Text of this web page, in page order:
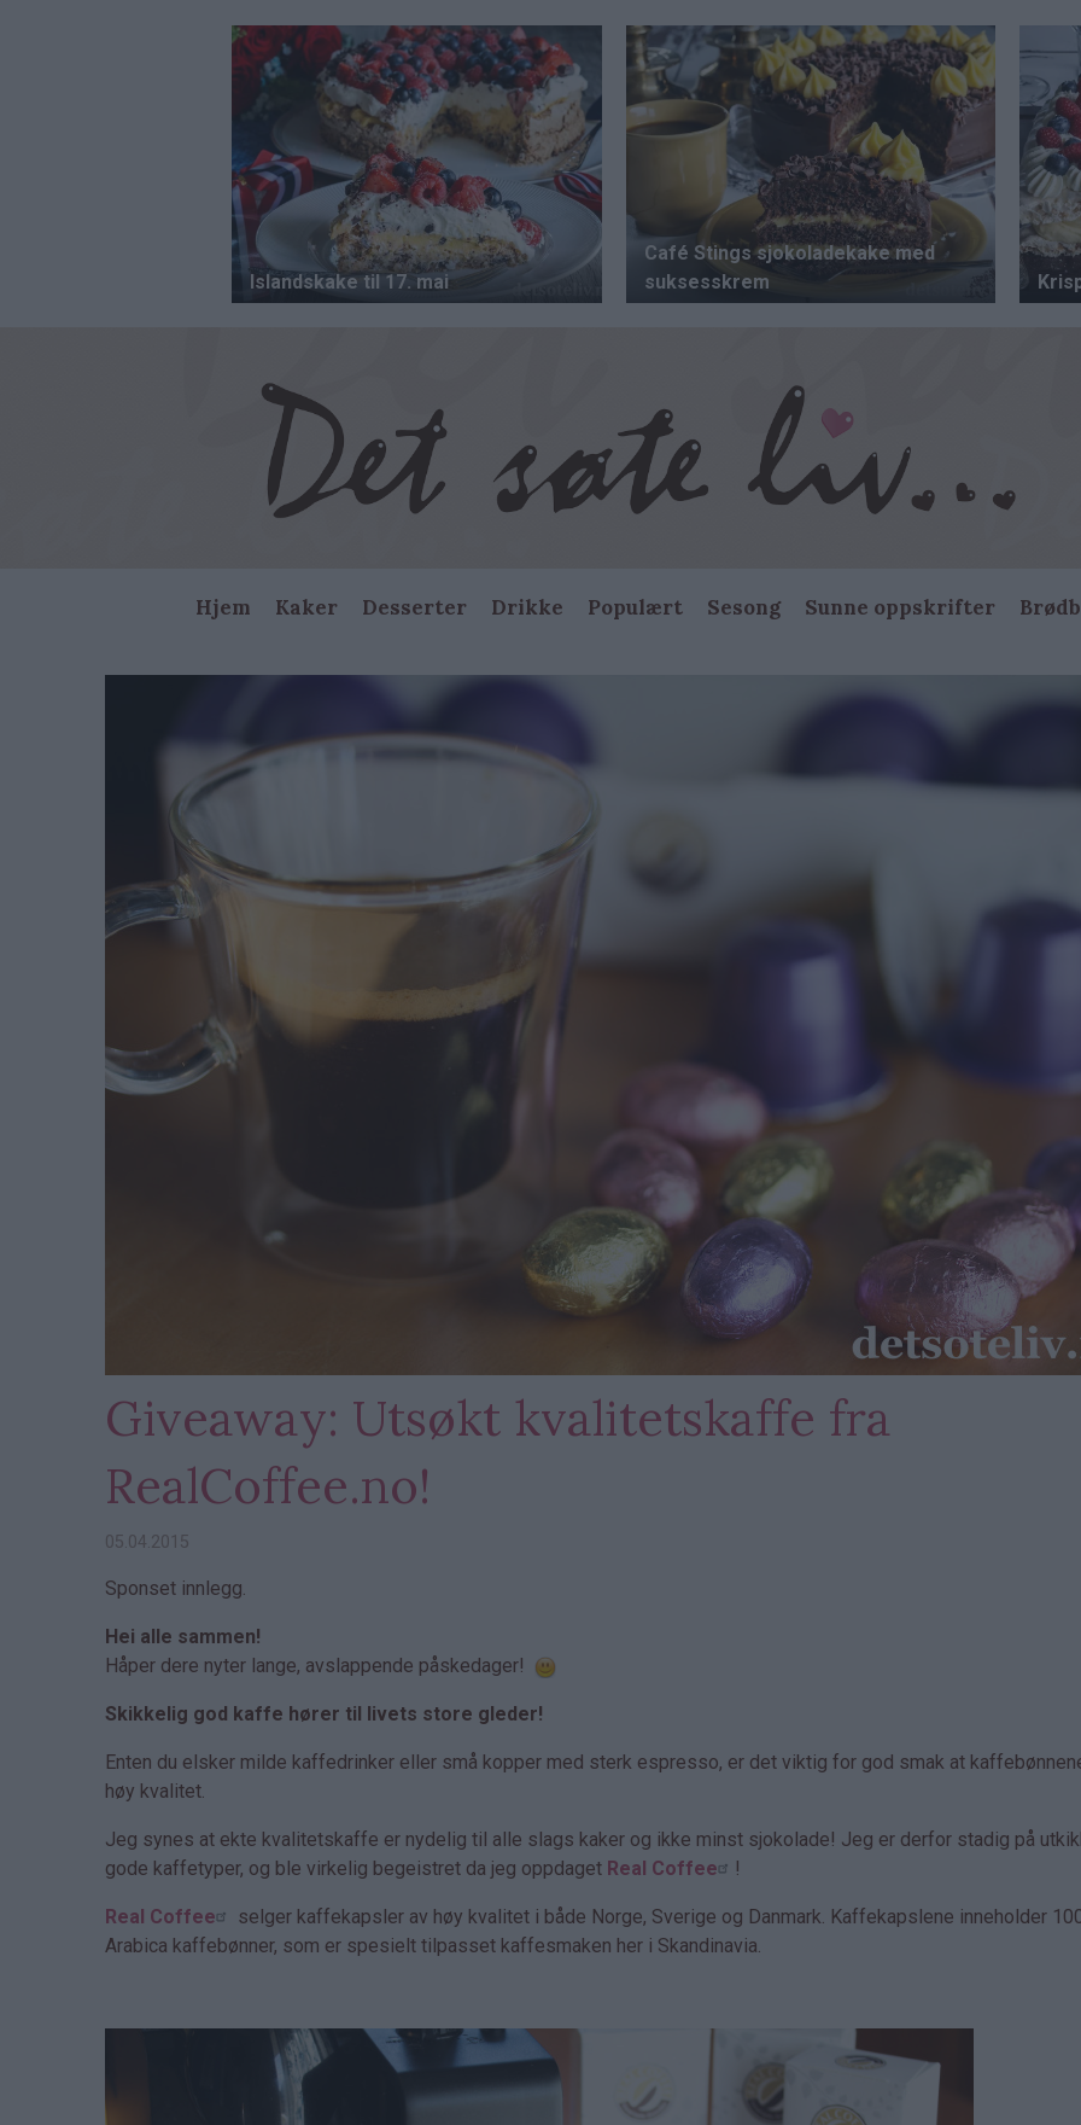
Main
navigation
Hjem Kaker Desserter Drikke Populært Sesong Sunne oppskrifter
Giveaway: Utsøkt kvalitetskaffe fra
RealCoffee.no!
05.04.2015
Sponset innlegg.
Hei alle sammen!
Håper dere nyter lange, avslappende påskedager!
Skikkelig god kaffe hører til livets store gleder!
Enten du elsker milde kaffedrinker eller små kopper med sterk espresso, er det viktig for god smak at
høy kvalitet.
Jeg synes at ekte kvalitetskaffe er nydelig til alle slags kaker og ikke minst sjokolade! Jeg er derfor stadig på
gode kaffetyper, og ble virkelig begeistret da jeg oppdaget Real Coffee !
Real Coffee
selger kaffekapsler av høy kvalitet i både Norge, Sverige og Danmark. Kaffekapslene inneholder
Arabica kaffebønner, som er spesielt tilpasset kaffesmaken her i Skandinavia.